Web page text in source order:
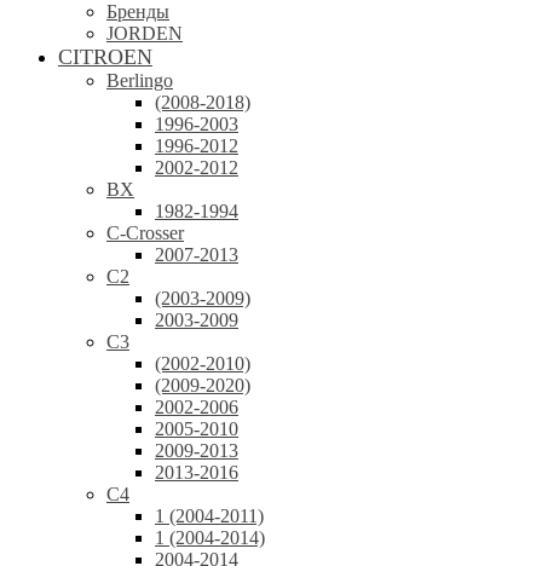
Бренды
JORDEN
CITROEN
Berlingo
(2008-2018)
1996-2003
1996-2012
2002-2012
BX
1982-1994
C-Crosser
2007-2013
C2
(2003-2009)
2003-2009
C3
(2002-2010)
(2009-2020)
2002-2006
2005-2010
2009-2013
2013-2016
C4
1 (2004-2011)
1 (2004-2014)
2004-2014